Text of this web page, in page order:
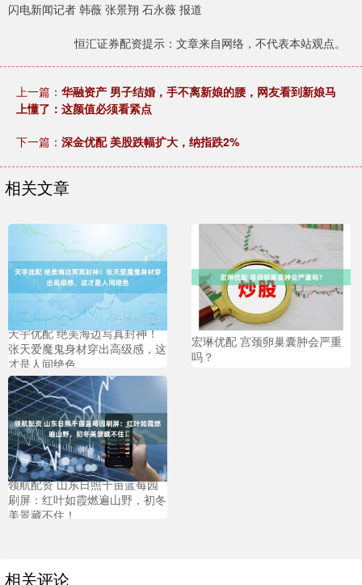
闪电新闻记者 韩薇 张景翔 石永薇 报道
恒汇证券配资提示：文章来自网络，不代表本站观点。
上一篇： 华融资产 男子结婚，手不离新娘的腰，网友看到新娘马
上懂了：这颜值必须看紧点
下一篇： 深金优配 美股跌幅扩大，纳指跌2%
相关文章
天宇优配 绝美海边写真封神！
张天爱魔鬼身材穿出高级感，这
才是人间绝色
宏琳优配 宫颈卵巢囊肿会严重
吗？
领航配资 山东日照千亩蓝莓园
刷屏：红叶如霞燃遍山野，初冬
美景藏不住！
相关评论